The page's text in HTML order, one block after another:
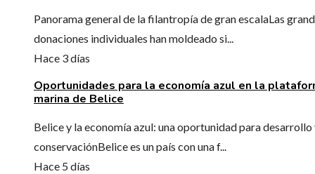
Panorama general de la filantropía de gran escalaLas
donaciones individuales han moldeado si...
Hace 3 días
Oportunidades para la economía azul en la
marina de Belice
Belice y la economía azul: una oportunidad para desarrollo
conservaciónBelice es un país con una f...
Hace 5 días